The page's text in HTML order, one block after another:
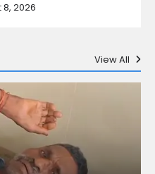
8, 2026
View All